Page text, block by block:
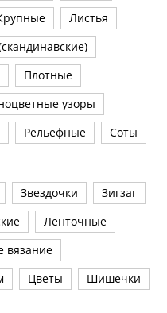
Листья
Плотные
узоры
Рельефные
Соты
Звездочки
Зигзаг
Ленточные
вязание
Цветы Шишечки